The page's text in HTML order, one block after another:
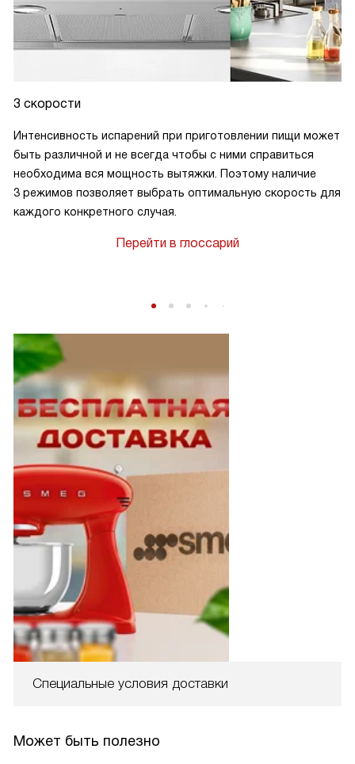
3 скорости
Интенсивность испарений при приготовлении пищи может
быть различной и не всегда чтобы с ними справиться
необходима вся мощность вытяжки. Поэтому наличие
3 режимов позволяет выбрать оптимальную скорость для
каждого конкретного случая.
Перейти в глоссарий
Специальные условия доставки
Может быть полезно